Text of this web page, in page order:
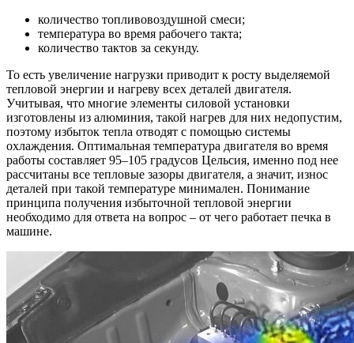
количество топливовоздушной смеси;
температура во время рабочего такта;
количество тактов за секунду.
То есть увеличение нагрузки приводит к росту выделяемой
тепловой энергии и нагреву всех деталей двигателя.
Учитывая, что многие элементы силовой установки
изготовлены из алюминия, такой нагрев для них недопустим,
поэтому избыток тепла отводят с помощью системы
охлаждения. Оптимальная температура двигателя во время
работы составляет 95–105 градусов Цельсия, именно под нее
рассчитаны все тепловые зазоры двигателя, а значит, износ
деталей при такой температуре минимален. Понимание
принципа получения избыточной тепловой энергии
необходимо для ответа на вопрос – от чего работает печка в
машине.